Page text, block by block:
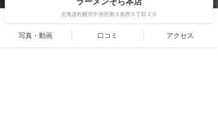
北海道札幌市中央区南３条西５丁目２０
写真・動画 口コミ アクセス